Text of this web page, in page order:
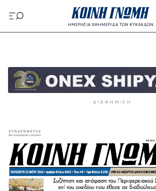
Παράκαμψη προς το κυρίως περιεχόμενο
ΗΜΕΡΗΣΙΑ ΕΦΗΜΕΡΙΔΑ ΤΩΝ ΚΥΚΛΑΔΩΝ
ΔΙΑΦΉΜΙΣΗ